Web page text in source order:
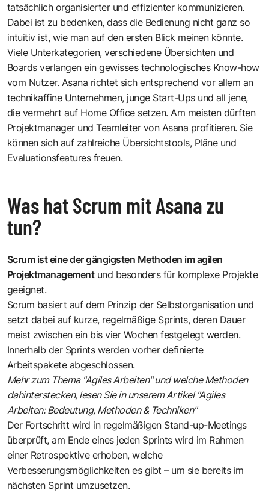
tatsächlich organisierter und effizienter kommunizieren.
Dabei ist zu bedenken, dass die Bedienung nicht ganz so
intuitiv ist, wie man auf den ersten Blick meinen könnte.
Viele Unterkategorien, verschiedene Übersichten und
Boards verlangen ein gewisses technologisches Know-how
vom Nutzer. Asana richtet sich entsprechend vor allem an
technikaffine Unternehmen, junge Start-Ups und all jene,
die vermehrt auf Home Office setzen. Am meisten dürften
Projektmanager und Teamleiter von Asana profitieren. Sie
können sich auf zahlreiche Übersichtstools, Pläne und
Evaluationsfeatures freuen.
Was hat Scrum mit Asana zu
tun?
Scrumist eine der gängigsten Methoden im agilen
Projektmanagementund besonders für komplexe Projekte
geeignet.
Scrum basiert auf dem Prinzip der Selbstorganisation und
setzt dabei auf kurze, regelmäßige Sprints, deren Dauer
meist zwischen ein bis vier Wochen festgelegt werden.
Innerhalb der Sprints werden vorher definierte
Arbeitspakete abgeschlossen.
Mehr zum Thema "Agiles Arbeiten" und welche Methoden
dahinterstecken, lesen Sie in unseremArtikel "Agiles
Arbeiten: Bedeutung, Methoden & Techniken"
Der Fortschritt wird in regelmäßigen Stand-up-Meetings
überprüft, am Ende eines jeden Sprints wird im Rahmen
einer Retrospektive erhoben, welche
Verbesserungsmöglichkeiten es gibt – um sie bereits im
nächsten Sprint umzusetzen.